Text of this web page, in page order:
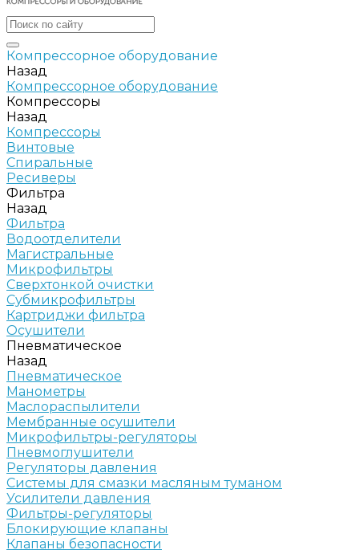
Компрессорное оборудование
Назад
Компрессорное оборудование
Компрессоры
Назад
Компрессоры
Винтовые
Спиральные
Ресиверы
Фильтра
Назад
Фильтра
Водоотделители
Магистральные
Микрофильтры
Сверхтонкой очистки
Субмикрофильтры
Картриджи фильтра
Осушители
Пневматическое
Назад
Пневматическое
Манометры
Маслораспылители
Мембранные осушители
Микрофильтры-регуляторы
Пневмоглушители
Регуляторы давления
Системы для смазки масляным туманом
Усилители давления
Фильтры-регуляторы
Блокирующие клапаны
Клапаны безопасности